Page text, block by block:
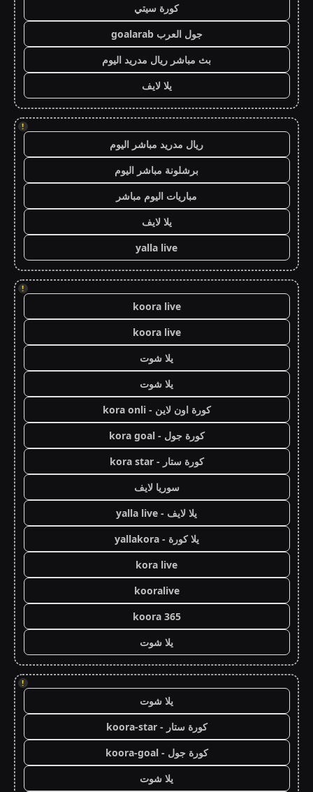
كورة سيتي
جول العرب goalarab
بث مباشر ريال مدريد اليوم
يلا لايف
!
ريال مدريد مباشر اليوم
برشلونة مباشر اليوم
مباريات اليوم مباشر
يلا لايف
yalla live
!
koora live
koora live
يلا شوت
يلا شوت
كورة اون لاين - kora onli
كورة جول - kora goal
كورة ستار - kora star
سوريا لايف
يلا لايف - yalla live
يلا كورة - yallakora
kora live
kooralive
koora 365
يلا شوت
!
يلا شوت
كورة ستار - koora-star
كورة جول - koora-goal
يلا شوت